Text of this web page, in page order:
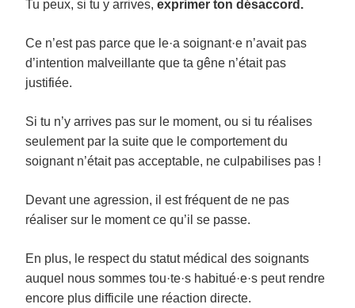
Tu peux, si tu y arrives, exprimer ton désaccord.
Ce n’est pas parce que le·a soignant·e n’avait pas
d’intention malveillante que ta gêne n’était pas
justifiée.
Si tu n’y arrives pas sur le moment, ou si tu réalises
seulement par la suite que le comportement du
soignant n’était pas acceptable, ne culpabilises pas !
Devant une agression, il est fréquent de ne pas
réaliser sur le moment ce qu’il se passe.
En plus, le respect du statut médical des soignants
auquel nous sommes tou·te·s habitué·e·s peut rendre
encore plus difficile une réaction directe.